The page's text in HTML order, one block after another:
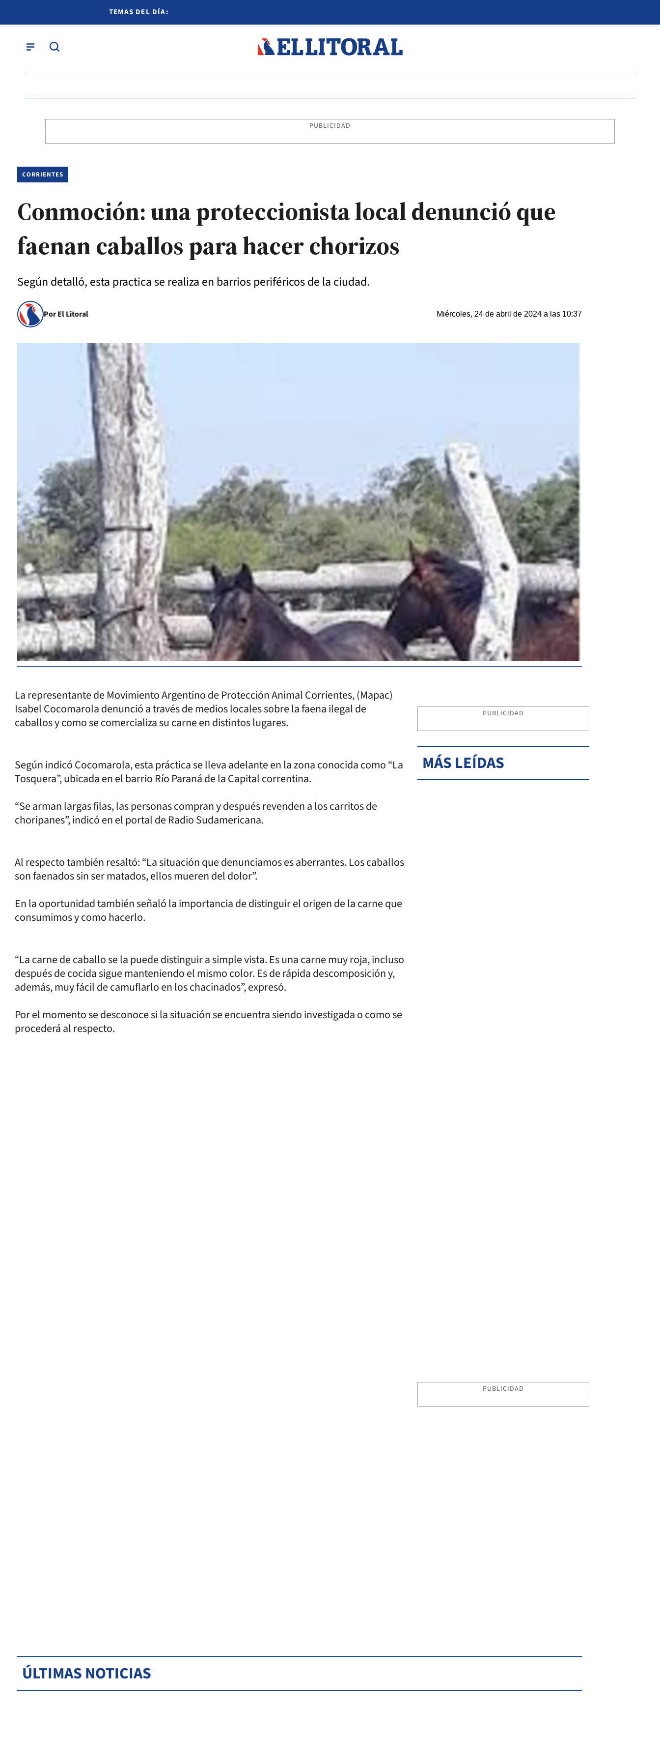
TEMAS DEL DÍA:
PUBLICIDAD
CORRIENTES
Conmoción: una proteccionista local denunció que
faenan caballos para hacer chorizos
Según detalló, esta practica se realiza en barrios periféricos de la ciudad.
Por El Litoral Miércoles, 24 de abril de 2024 a las 10:37
La representante de Movimiento Argentino de Protección Animal Corrientes, (Mapac)
Isabel Cocomarola denunció a través de medios locales sobre la faena ilegal de
caballos y como se comercializa su carne en distintos lugares.
Según indicó Cocomarola, esta práctica se lleva adelante en la zona conocida como “La
Tosquera”, ubicada en el barrio Río Paraná de la Capital correntina.
“Se arman largas filas, las personas compran y después revenden a los carritos de
choripanes”, indicó en el portal de Radio Sudamericana.
Al respecto también resaltó: “La situación que denunciamos es aberrantes. Los caballos
son faenados sin ser matados, ellos mueren del dolor”.
En la oportunidad también señaló la importancia de distinguir el origen de la carne que
consumimos y como hacerlo.
“La carne de caballo se la puede distinguir a simple vista. Es una carne muy roja, incluso
después de cocida sigue manteniendo el mismo color. Es de rápida descomposición y,
además, muy fácil de camuflarlo en los chacinados”, expresó.
Por el momento se desconoce si la situación se encuentra siendo investigada o como se
procederá al respecto.
PUBLICIDAD
MÁS LEÍDAS
PUBLICIDAD
ÚLTIMAS NOTICIAS